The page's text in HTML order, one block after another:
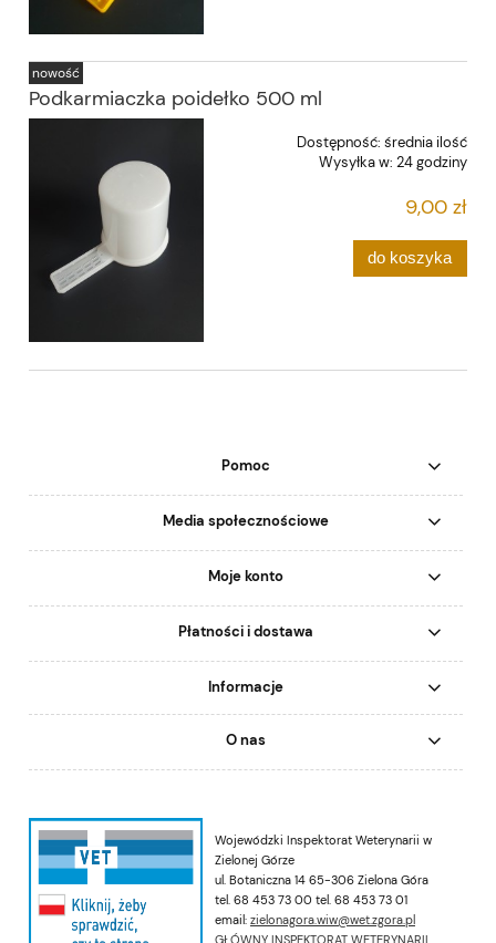
Podkarmiaczka poidełko 500 ml
Dostępność: średnia ilość
Wysyłka w: 24 godziny
9,00 zł
do koszyka
nowość
Pomoc
Media społecznościowe
Moje konto
Płatności i dostawa
Informacje
O nas
Wojewódzki Inspektorat Weterynarii w
Zielonej Górze
ul. Botaniczna 14 65-306 Zielona Góra
tel. 68 453 73 00 tel. 68 453 73 01
email: zielonagora.wiw@wet.zgora.pl
GŁÓWNY INSPEKTORAT WETERYNARII